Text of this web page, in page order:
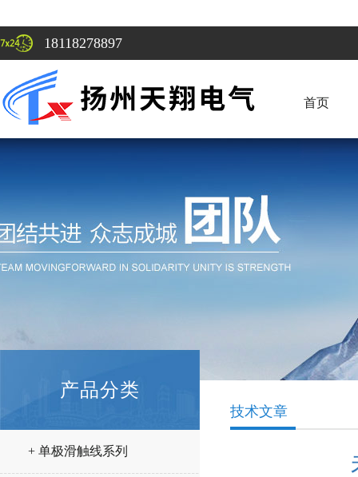
18118278897
首页
产品分类
+ 单极滑触线系列
技术文章